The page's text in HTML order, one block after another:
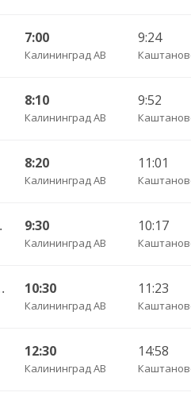
7:00
Калининград АВ
9:24
8:10
Калининград АВ
9:52
8:20
Калининград АВ
11:01
КДП 9:30
Калининград АВ
10:17
КДП 10:30
Калининград АВ
11:23
12:30
Калининград АВ
14:58